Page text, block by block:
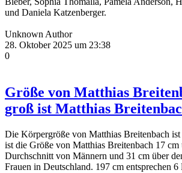
und Daniela Katzenberger.
Unknown Author
28. Oktober 2025 um 23:38
0
Größe von Matthias
groß ist Matthias
Die Körpergröße von Matthias Breitenbach
ist die Größe von Matthias Breitenbach 17 cm
Durchschnitt von Männern und 31 cm über
Frauen in Deutschland. 197 cm entsprechen